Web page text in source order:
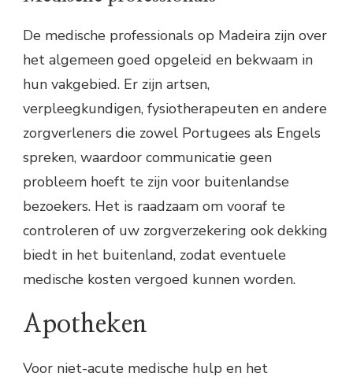
De medische professionals op Madeira zijn over
het algemeen goed opgeleid en bekwaam in
hun vakgebied. Er zijn artsen,
verpleegkundigen, fysiotherapeuten en andere
zorgverleners die zowel Portugees als Engels
spreken, waardoor communicatie geen
probleem hoeft te zijn voor buitenlandse
bezoekers. Het is raadzaam om vooraf te
controleren of uw zorgverzekering ook dekking
biedt in het buitenland, zodat eventuele
medische kosten vergoed kunnen worden.
Apotheken
Voor niet-acute medische hulp en het